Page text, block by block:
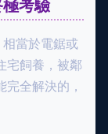
考驗
當於電鋸或
宅飼養，被鄰
全解決的，